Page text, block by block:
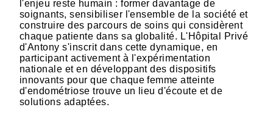
l'enjeu reste humain : former davantage de
soignants, sensibiliser l'ensemble de la société et
construire des parcours de soins qui considèrent
chaque patiente dans sa globalité. L'Hôpital Privé
d'Antony s'inscrit dans cette dynamique, en
participant activement à l'expérimentation
nationale et en développant des dispositifs
innovants pour que chaque femme atteinte
d'endométriose trouve un lieu d'écoute et de
solutions adaptées.